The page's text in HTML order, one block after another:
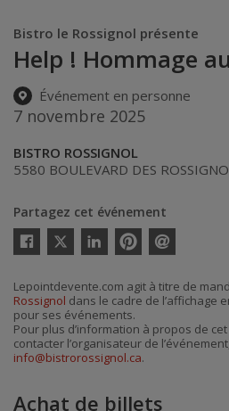
Bistro le Rossignol présente
Help ! Hommage
Événement en personne
7 novembre 2025
BISTRO ROSSIGNOL
5580 BOULEVARD DES
Partagez cet événement
Twitter
courriel
Lepointdevente.com agit à titre de
Rossignol dans le cadre de l’affichage
pour ses événements.
Pour plus d’information à propos de
contacter l’organisateur de l’événement,
info@bistrorossignol.ca.
Achat de billets